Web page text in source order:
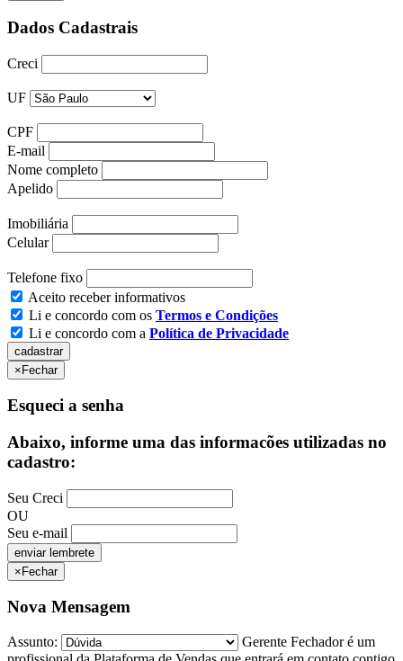
Dados Cadastrais
Creci
UF
CPF
E-mail
Nome completo
Apelido
Imobiliária
Celular
Telefone fixo
Aceito receber informativos
Li e concordo com os Termos e Condições
Li e concordo com a Política de Privacidade
×Fechar
Esqueci a senha
Abaixo, informe uma das informacões utilizadas no
cadastro:
Seu Creci
OU
Seu e-mail
×Fechar
Nova Mensagem
Assunto:
Gerente Fechador é um